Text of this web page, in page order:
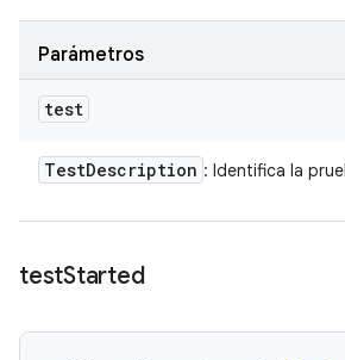
Parámetros
test
TestDescription : Identifica la
testStarted